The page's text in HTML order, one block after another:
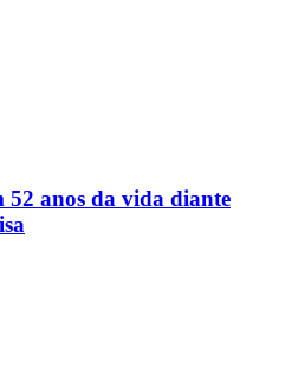
52 anos da vida diante